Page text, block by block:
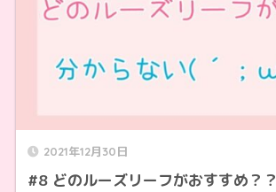
2021年12月30日
#8 どのルーズリーフがおすすめ？？